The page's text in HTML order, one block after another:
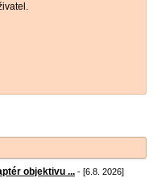
objektivu ... - [6.8. 2026]